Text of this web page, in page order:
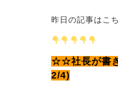
昨日の記事はこ
☆☆社長が書
2/4)